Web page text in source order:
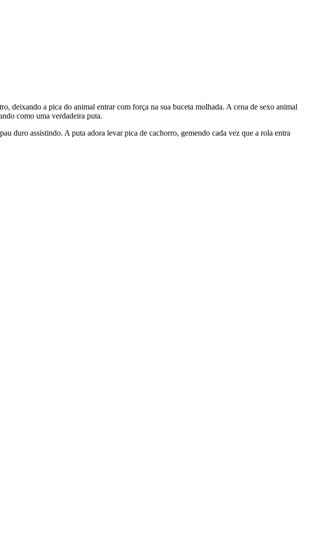
deixando a pica do animal entrar com força na sua buceta molhada. A cena de sexo animal
como uma verdadeira puta.
duro assistindo. A puta adora levar pica de cachorro, gemendo cada vez que a rola entra